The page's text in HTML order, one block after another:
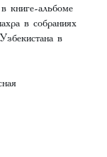
книге-альбоме
в собраниях
в